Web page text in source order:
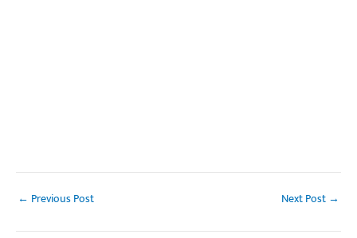
← Previous Post Next Post →